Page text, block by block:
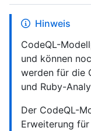
Hinweis
CodeQL-
und können
werden für die
und Ruby-
Der CodeQL-
Erweiterung